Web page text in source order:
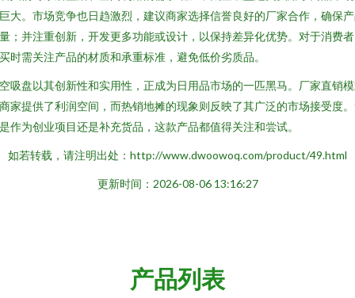
大。市场竞争也日趋激烈，建议商家选择信誉良好的厂家合作，确保
；并注重创新，开发更多功能或设计，以保持差异化优势。对于消费
时需关注产品的材质和承重标准，避免低价劣质品。
吸盘以其创新性和实用性，正成为日用品市场的一匹黑马。厂家直销
家提供了利润空间，而热销地摊的现象则反映了其广泛的市场接受度
作为创业项目还是补充货品，这款产品都值得关注和尝试。
如若转载，请注明出处：http://www.dwoowoq.com/product/49.html
更新时间：2026-08-06 13:16:27
产品列表